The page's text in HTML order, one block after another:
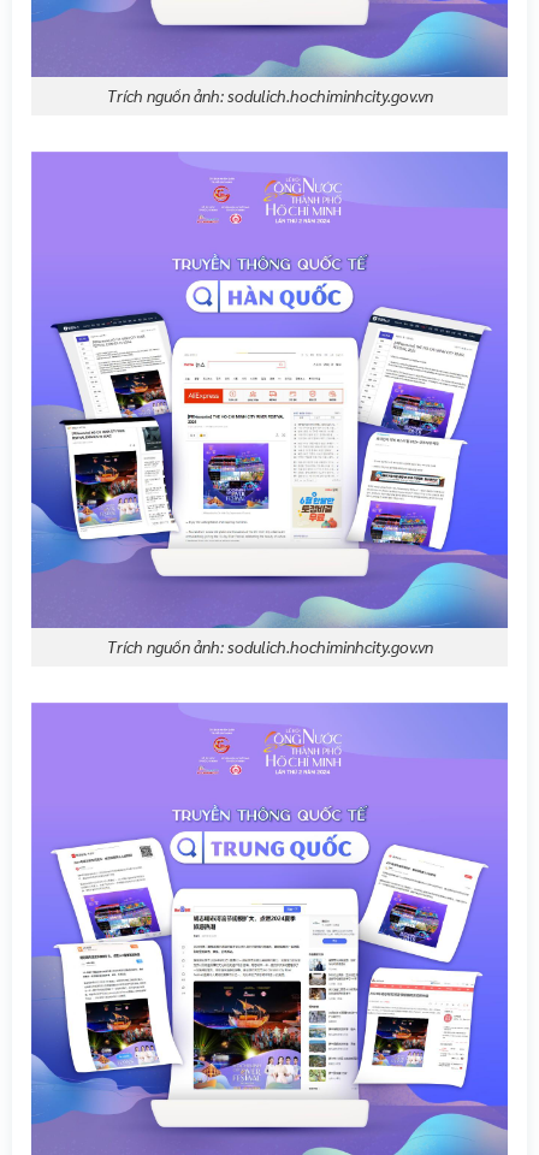
Trích nguồn ảnh: sodulich.hochiminhcity.gov.vn
Trích nguồn ảnh: sodulich.hochiminhcity.gov.vn